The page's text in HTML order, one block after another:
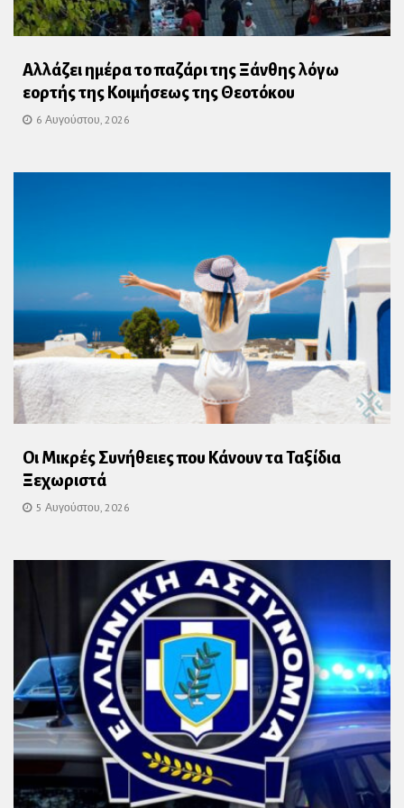
Αλλάζει ημέρα το παζάρι της Ξάνθης λόγω
εορτής της Κοιμήσεως της Θεοτόκου
6 Αυγούστου, 2026
Οι Μικρές Συνήθειες που Κάνουν τα Ταξίδια
Ξεχωριστά
5 Αυγούστου, 2026